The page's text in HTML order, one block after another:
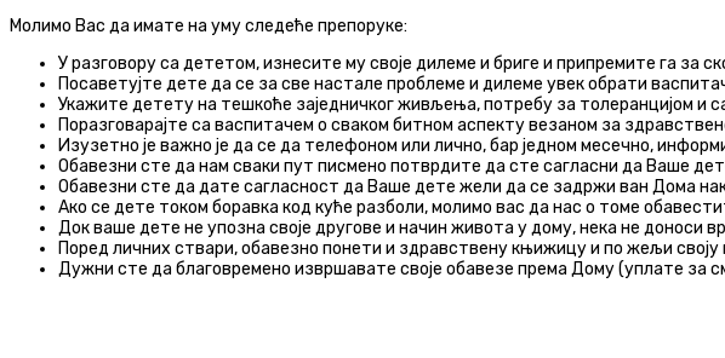
Молимо Вас да имате на уму следеће препоруке:
У разговору са дететом, изнесите му своје дилеме и бриге и припремите га за
Посаветујте дете да се за све настале проблеме и дилеме увек обрати
Укажите детету на тешкоће заједничког живљења, потребу за толеранцијом и
Поразговарајте са васпитачем о сваком битном аспекту везаном за
Изузетно је важно је да се да телефоном или лично, бар једном месечно,
Обавезни сте да нам сваки пут писмено потврдите да сте сагласни да Ваше
Обавезни сте да дате сагласност да Ваше дете жели да се задржи ван Дома
Ако се дете током боравка код куће разболи, молимо вас да нас о томе
Док ваше дете не упозна своје другове и начин живота у дому, нека не доноси
Поред личних ствари, обавезно понети и здравствену књижицу и по жељи
Дужни сте да благовремено извршавате своје обавезе према Дому (уплате за